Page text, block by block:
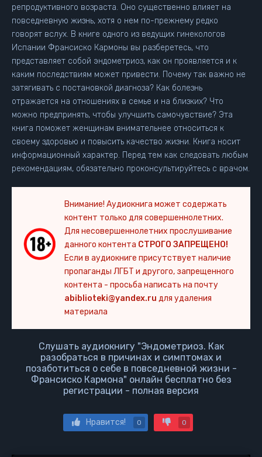
репродуктивного возраста. Оно существенно влияет на
повседневную жизнь, хотя о нем по-прежнему редко
говорят вслух. В книге одного из ведущих гинекологов
Испании Франсиско Кармоны вы разберетесь, что
представляет собой эндометриоз, как он проявляется и к
каким последствиям может привести. Почему так важно не
затягивать с постановкой диагноза? Как болезнь
отражается на отношениях в семье и на близких? Что
можно предпринять, чтобы улучшить самочувствие? Эта
книга поможет женщинам внимательнее относиться к
своему здоровью и повысить качество жизни. Книга носит
информационный характер. Перед тем как следовать любым
рекомендациям, обязательно проконсультируйтесь с врачом.
Внимание! Аудиокнига может содержать
контент только для совершеннолетних.
Для несовершеннолетних прослушивание
данного контента СТРОГО ЗАПРЕЩЕНО!
Если в аудиокниге присутствует наличие
пропаганды ЛГБТ и другого, запрещенного
контента - просьба написать на почту
abiblioteki@yandex.ru для удаления
материала
Слушать аудиокнигу "Эндометриоз. Как
разобраться в причинах и симптомах и
позаботиться о себе в повседневной жизни -
Франсиско Кармона" онлайн бесплатно без
регистрации - полная версия
Нравится! 0 0